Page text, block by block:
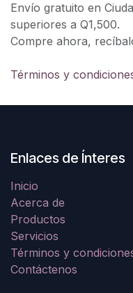
Envío gratuito en
superiores a Q1,500.
Compre ahora,
Términos y
Enlaces de Ínteres
Inicio
Acerca de
Productos
Servicios
Términos y
Contáctenos